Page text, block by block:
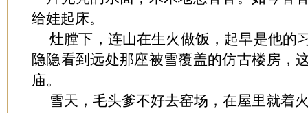
给娃起床。
灶膛下，连山在生火做饭，起早是他的
隐隐看到远处那座被雪覆盖的仿古楼房，
庙。
雪天，毛头爹不好去窑场，在屋里就着